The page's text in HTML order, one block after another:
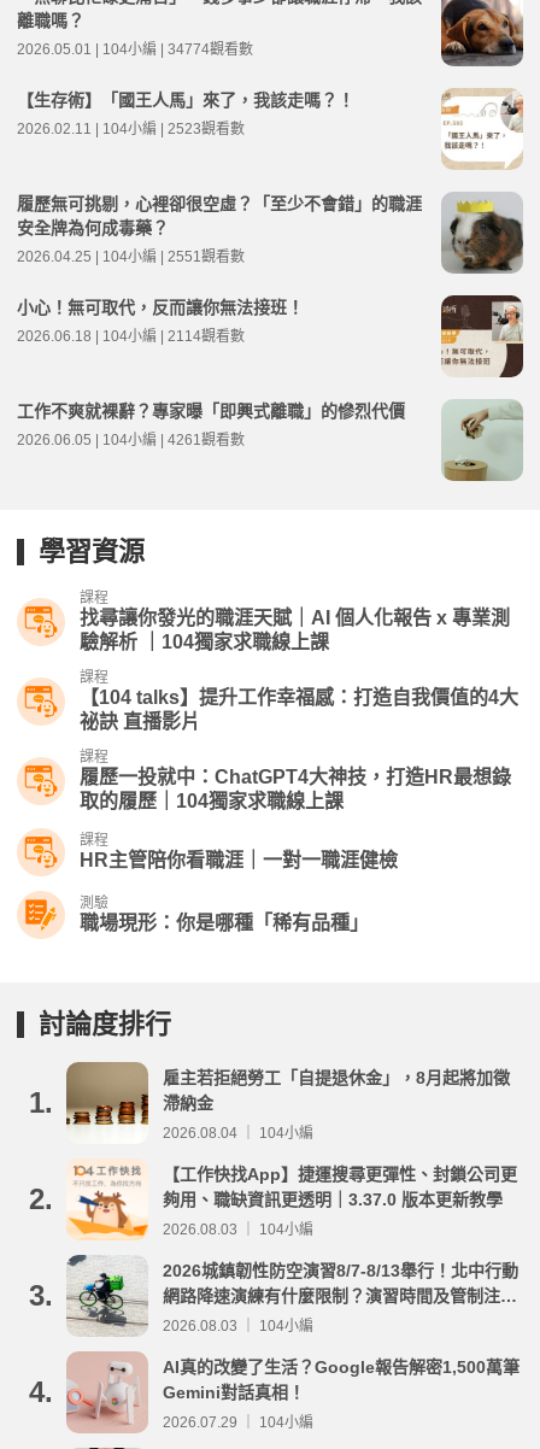
離職嗎？
2026.05.01 | 104小編 | 34774觀看數
【生存術】「國王人馬」來了，我該走嗎？！
2026.02.11 | 104小編 | 2523觀看數
履歷無可挑剔，心裡卻很空虛？「至少不會錯」的職涯
安全牌為何成毒藥？
2026.04.25 | 104小編 | 2551觀看數
小心！無可取代，反而讓你無法接班！
2026.06.18 | 104小編 | 2114觀看數
工作不爽就裸辭？專家曝「即興式離職」的慘烈代價
2026.06.05 | 104小編 | 4261觀看數
學習資源
課程
找尋讓你發光的職涯天賦｜AI 個人化報告 x 專業測
驗解析 ｜104獨家求職線上課
課程
【104 talks】提升工作幸福感：打造自我價值的4大
祕訣 直播影片
課程
履歷一投就中：ChatGPT4大神技，打造HR最想錄
取的履歷｜104獨家求職線上課
課程
HR主管陪你看職涯｜一對一職涯健檢
測驗
職場現形：你是哪種「稀有品種」
討論度排行
1.
雇主若拒絕勞工「自提退休金」，8月起將加徵
滯納金
2026.08.04 ｜ 104小編
2.
【工作快找App】捷運搜尋更彈性、封鎖公司更
夠用、職缺資訊更透明｜3.37.0 版本更新教學
2026.08.03 ｜ 104小編
3.
2026城鎮韌性防空演習8/7-8/13舉行！北中行動
網路降速演練有什麼限制？演習時間及管制注意
事項整理
2026.08.03 ｜ 104小編
4.
AI真的改變了生活？Google報告解密1,500萬筆
Gemini對話真相！
2026.07.29 ｜ 104小編